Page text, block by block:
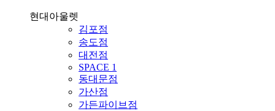
현대아울렛
김포점
송도점
대전점
SPACE 1
동대문점
가산점
가든파이브점